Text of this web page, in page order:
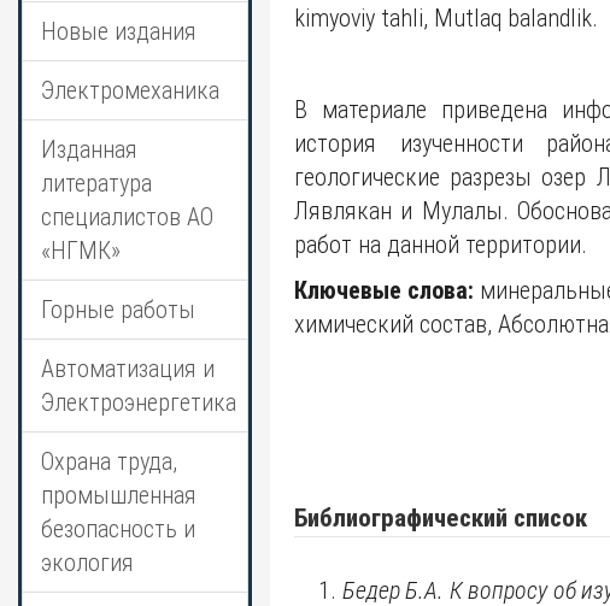
Новые издания
Электромеханика
Изданная
литература
специалистов АО
«НГМК»
Горные работы
Автоматизация и
Электроэнергетика
Охрана труда,
промышленная
безопасность и
экология
kimyoviy tahli, Mutlaq balandlik.
В материале приведена
история изученности
геологические разрезы
Лявлякан и Мулалы.
работ на данной территории.
Ключевые слова:
химический состав,
Библиографический список
Бедер Б.А. К вопросу об